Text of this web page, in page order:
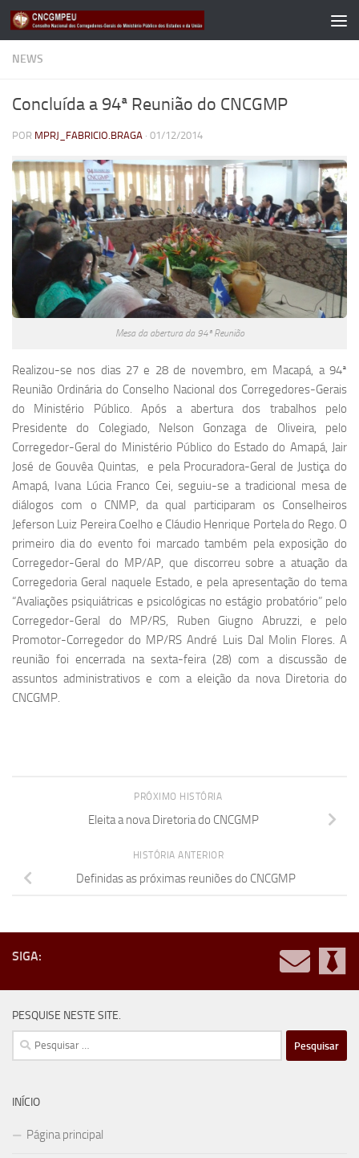
Skip to content
NEWS
Concluída a 94ª Reunião do CNCGMP
POR MPRJ_FABRICIO.BRAGA · 01/12/2014
Mesa da abertura da 94ª Reunião
Realizou-se nos dias 27 e 28 de novembro, em Macapá, a 94ª
Reunião Ordinária do Conselho Nacional dos Corregedores-Gerais
do Ministério Público. Após a abertura dos trabalhos pelo
Presidente do Colegiado, Nelson Gonzaga de Oliveira, pelo
Corregedor-Geral do Ministério Público do Estado do Amapá, Jair
José de Gouvêa Quintas, e pela Procuradora-Geral de Justiça do
Amapá, Ivana Lúcia Franco Cei, seguiu-se a tradicional mesa de
diálogos com o CNMP, da qual participaram os Conselheiros
Jeferson Luiz Pereira Coelho e Cláudio Henrique Portela do Rego. O
primeiro dia do evento foi marcado também pela exposição do
Corregedor-Geral do MP/AP, que discorreu sobre a atuação da
Corregedoria Geral naquele Estado, e pela apresentação do tema
“Avaliações psiquiátricas e psicológicas no estágio probatório” pelo
Corregedor-Geral do MP/RS, Ruben Giugno Abruzzi, e pelo
Promotor-Corregedor do MP/RS André Luis Dal Molin Flores. A
reunião foi encerrada na sexta-feira (28) com a discussão de
assuntos administrativos e com a eleição da nova Diretoria do
CNCGMP.
PRÓXIMO HISTÓRIA
Eleita a nova Diretoria do CNCGMP
HISTÓRIA ANTERIOR
Definidas as próximas reuniões do CNCGMP
SIGA:
PESQUISE NESTE SITE.
Pesquisar
por:
INÍCIO
Página principal